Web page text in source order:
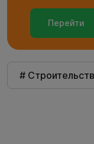
Перейти
#